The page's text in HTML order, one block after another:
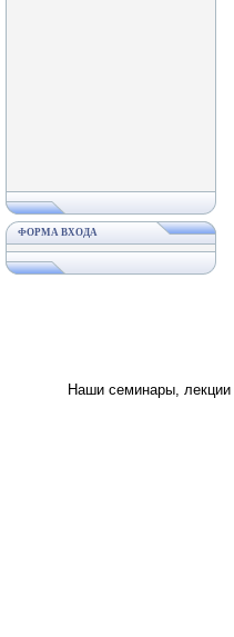
ФОРМА ВХОДА
Наши семинары,